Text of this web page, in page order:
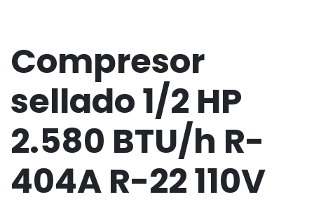
Compresor
sellado 1/2 HP
2.580 BTU/h R-
404A R-22 110V